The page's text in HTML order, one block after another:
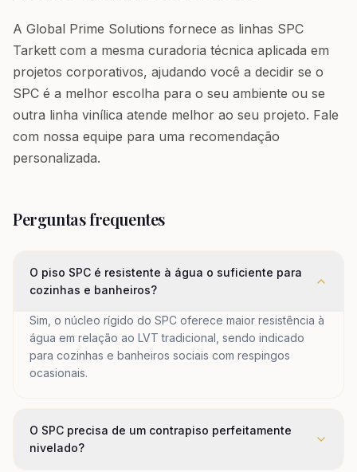
A Global Prime Solutions fornece as linhas SPC
Tarkett com a mesma curadoria técnica aplicada em
projetos corporativos, ajudando você a decidir se o
SPC é a melhor escolha para o seu ambiente ou se
outra linha vinílica atende melhor ao seu projeto. Fale
com nossa equipe para uma recomendação
personalizada.
Perguntas frequentes
O piso SPC é resistente à água o suficiente para
cozinhas e banheiros?
Sim, o núcleo rígido do SPC oferece maior resistência à
água em relação ao LVT tradicional, sendo indicado
para cozinhas e banheiros sociais com respingos
ocasionais.
O SPC precisa de um contrapiso perfeitamente
nivelado?